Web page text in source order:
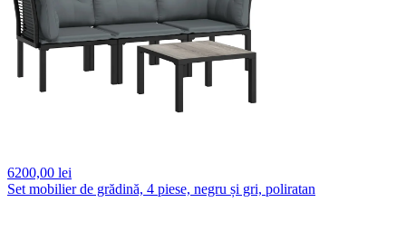
6200,00 lei
Set mobilier de grădină, 4 piese, negru și gri, poliratan